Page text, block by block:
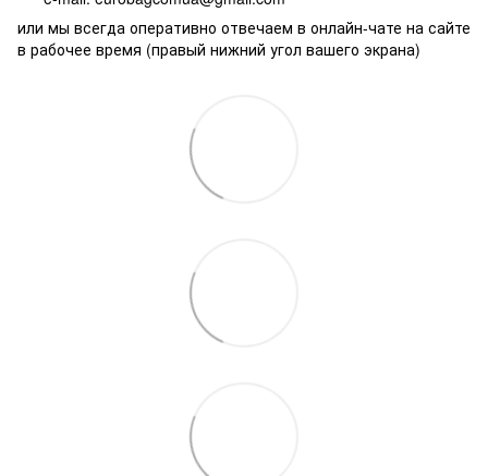
или мы всегда оперативно отвечаем в онлайн-чате на сайте
в рабочее время (правый нижний угол вашего экрана)